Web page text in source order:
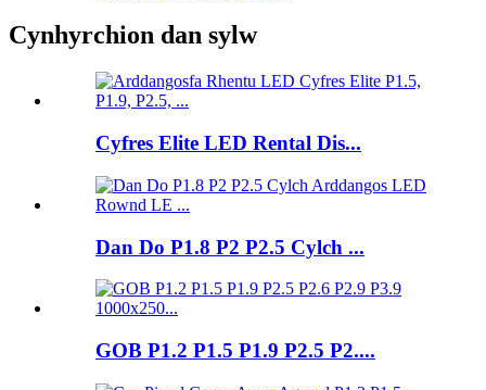
Cynhyrchion dan sylw
Cyfres Elite LED Rental Dis...
Dan Do P1.8 P2 P2.5 Cylch ...
GOB P1.2 P1.5 P1.9 P2.5 P2....